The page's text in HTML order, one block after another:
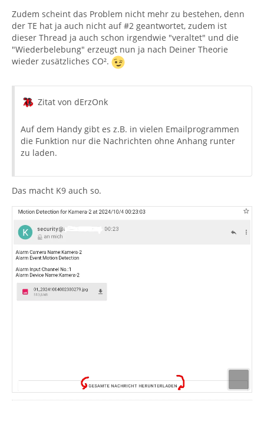
Zudem scheint das Problem nicht mehr zu bestehen, denn
der TE hat ja auch nicht auf #2 geantwortet, zudem ist
dieser Thread ja auch schon irgendwie "veraltet" und die
"Wiederbelebung" erzeugt nun ja nach Deiner Theorie
wieder zusätzliches CO².
Zitat von dErzOnk
Auf dem Handy gibt es z.B. in vielen Emailprogrammen
die Funktion nur die Nachrichten ohne Anhang runter
zu laden.
Das macht K9 auch so.